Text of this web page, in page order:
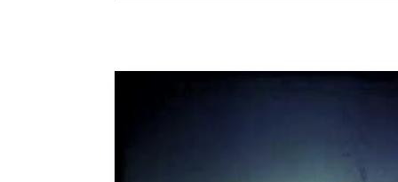
Lèche-vitrine|Etendoir